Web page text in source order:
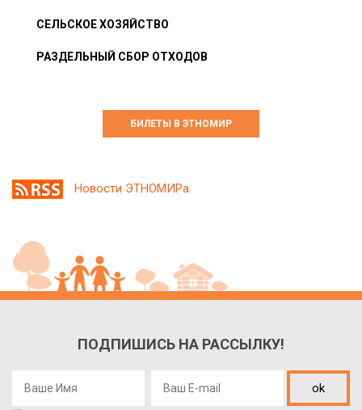
СЕЛЬСКОЕ ХОЗЯЙСТВО
РАЗДЕЛЬНЫЙ СБОР ОТХОДОВ
БИЛЕТЫ В ЭТНОМИР
Новости ЭТНОМИРа
ПОДПИШИСЬ НА РАССЫЛКУ!
ok